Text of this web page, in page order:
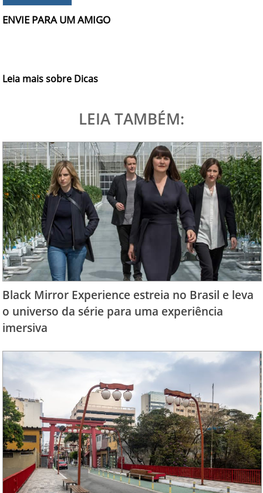
ENVIE PARA UM AMIGO
Leia mais sobre Dicas
LEIA TAMBÉM:
Black Mirror Experience estreia no Brasil e leva
o universo da série para uma experiência
imersiva